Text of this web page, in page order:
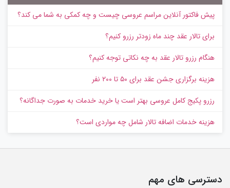
پیش‌ فاکتور آنلاین مراسم عروسی چیست و چه کمکی به شما می کند؟
برای تالار عقد چند ماه زودتر رزرو کنیم؟
هنگام رزرو تالار عقد به چه نکاتی توجه کنیم؟
هزینه برگزاری جشن عقد برای ۵۰ تا ۲۰۰ نفر
رزرو پکیج کامل عروسی بهتر است یا خرید خدمات به‌ صورت جداگانه؟
هزینه خدمات اضافه تالار شامل چه مواردی است؟
دسترسی های مهم